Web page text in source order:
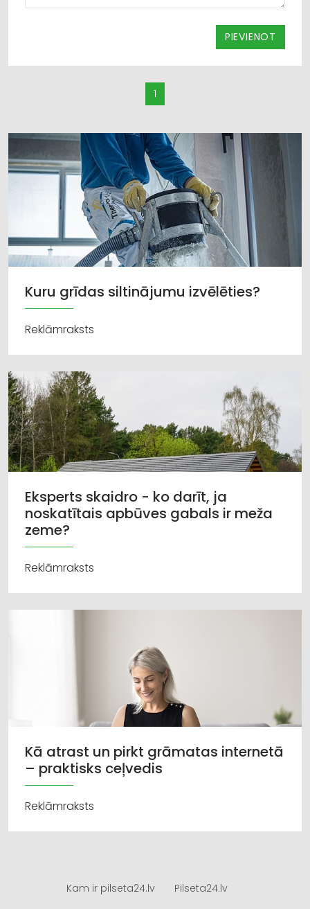
PIEVIENOT
1
Kuru grīdas siltinājumu izvēlēties?
Reklāmraksts
Eksperts skaidro - ko darīt, ja
noskatītais apbūves gabals ir meža
zeme?
Reklāmraksts
Kā atrast un pirkt grāmatas internetā
– praktisks ceļvedis
Reklāmraksts
Kam ir pilseta24.lv
Pilseta24.lv